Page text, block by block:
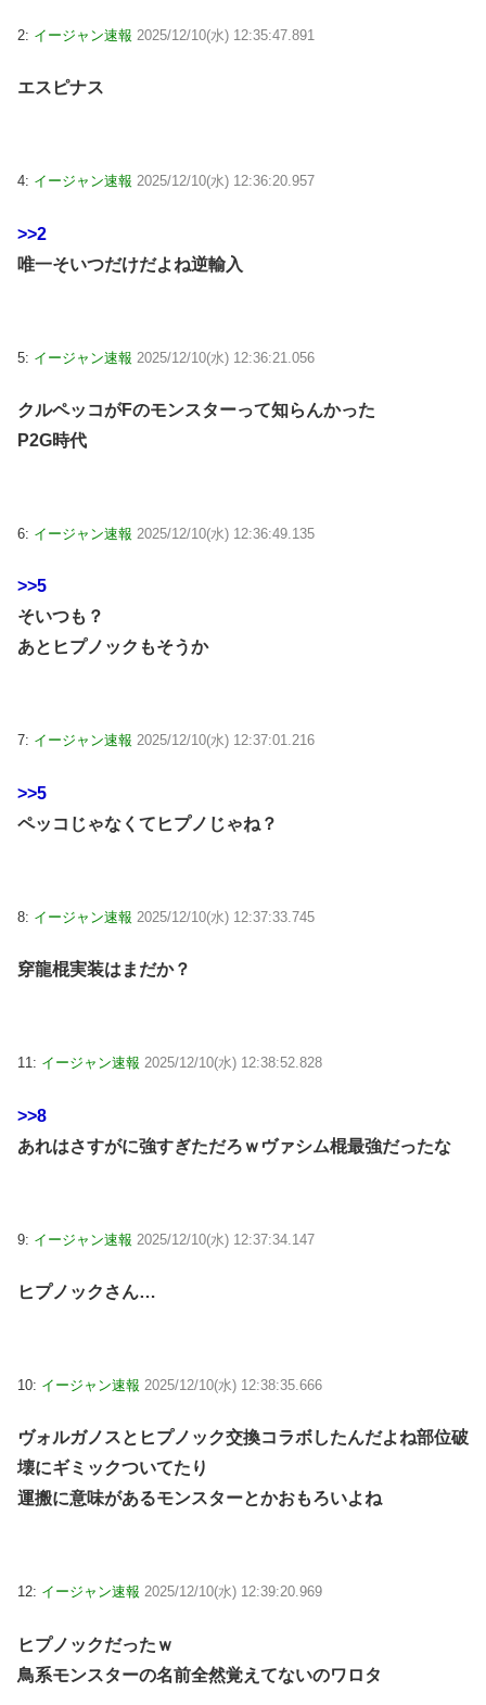
2: イージャン速報 2025/12/10(水) 12:35:47.891
エスピナス
4: イージャン速報 2025/12/10(水) 12:36:20.957
>>2
唯一そいつだけだよね逆輸入
5: イージャン速報 2025/12/10(水) 12:36:21.056
クルペッコがFのモンスターって知らんかった
P2G時代
6: イージャン速報 2025/12/10(水) 12:36:49.135
>>5
そいつも？
あとヒプノックもそうか
7: イージャン速報 2025/12/10(水) 12:37:01.216
>>5
ペッコじゃなくてヒプノじゃね？
8: イージャン速報 2025/12/10(水) 12:37:33.745
穿龍棍実装はまだか？
11: イージャン速報 2025/12/10(水) 12:38:52.828
>>8
あれはさすがに強すぎただろｗヴァシム棍最強だったな
9: イージャン速報 2025/12/10(水) 12:37:34.147
ヒプノックさん…
10: イージャン速報 2025/12/10(水) 12:38:35.666
ヴォルガノスとヒプノック交換コラボしたんだよね部位破
壊にギミックついてたり
運搬に意味があるモンスターとかおもろいよね
12: イージャン速報 2025/12/10(水) 12:39:20.969
ヒプノックだったｗ
鳥系モンスターの名前全然覚えてないのワロタ